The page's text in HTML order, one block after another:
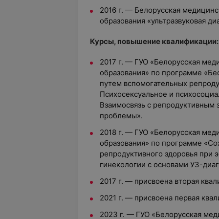
2016 г. — Белорусская
образования «ультразвуковая
Курсы, повышение квалификации:
2017 г. — ГУО «Белорусская
образования» по программе
путем вспомогательных
Психосексуальное и
Взаимосвязь с репродуктивным
проблемы».
2018 г. — ГУО «Белорусская
образования» по программе
репродуктивного здоровья при
гинекологии с основами УЗ-
2017 г. — присвоена вторая
2021 г. — присвоена первая
2023 г. — ГУО «Белорусская